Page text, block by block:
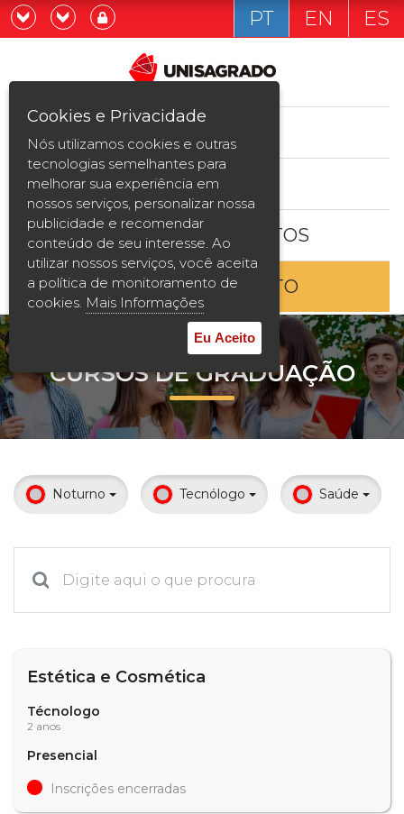
Graduação
Pós-graduação e MBA
Curta Duração
Vestibular
2ª Graduação
Transferência
Reingresso
Prouni
Desconto de pontualidade
Calendário acadêmico
Já sou estudande
Quero ser estudante
PT EN ES
ESTUDE AQUI
BOLSAS E DESCONTOS
ENTRE EM CONTATO
CURSOS DE GRADUAÇÃO
Noturno Tecnólogo Saúde
Estética e Cosmética
Técnologo
2 anos
Presencial
Inscrições encerradas
Cookies e Privacidade
Nós utilizamos cookies e outras
tecnologias semelhantes para
melhorar sua experiência em
nossos serviços, personalizar nossa
publicidade e recomendar
conteúdo de seu interesse. Ao
utilizar nossos serviços, você aceita
a política de monitoramento de
cookies. Mais Informações
Eu Aceito